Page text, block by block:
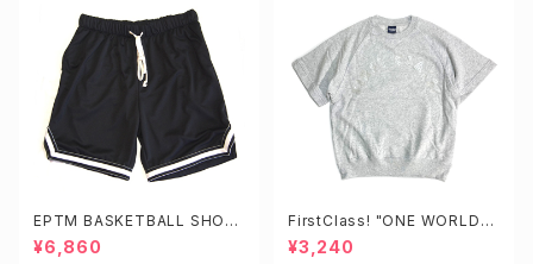
EPTM BASKETBALL SHOR
TS
¥6,860
FirstClass! "ONE WORLD"
Loose Fit Tee
¥3,240